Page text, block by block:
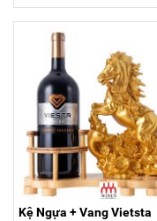
Kệ Ngựa + Vang Vietsta